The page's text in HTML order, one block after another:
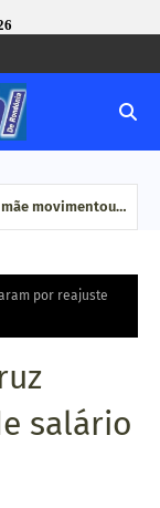
movimentou
por reajuste
salário